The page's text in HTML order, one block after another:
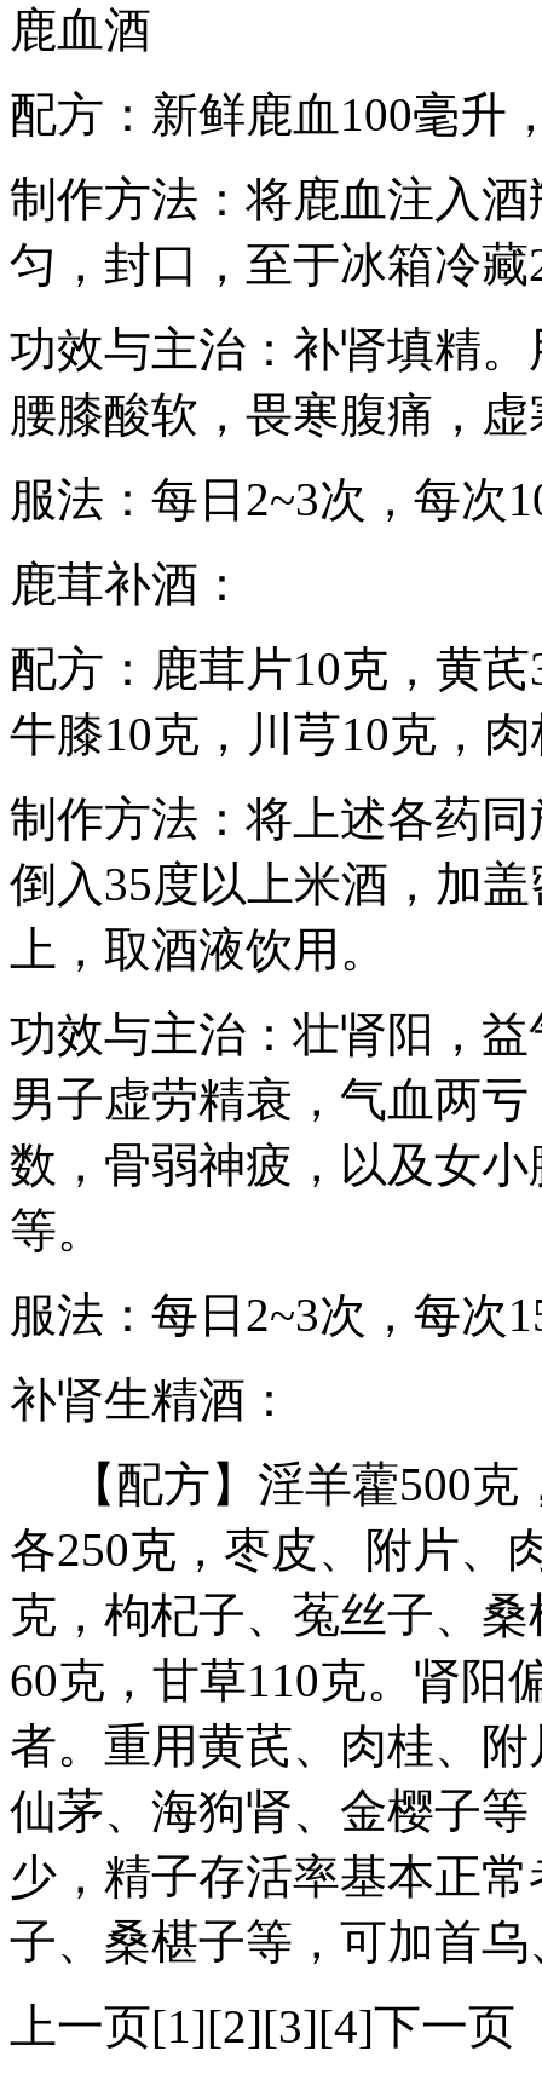
鹿血酒
配方：新鲜鹿血100毫升
制作方法：将鹿血注入
匀，封口，至于冰箱冷
功效与主治：补肾填精
腰膝酸软，畏寒腹痛，
服法：每日2~3次，每次
鹿茸补酒：
配方：鹿茸片10克，黄
牛膝10克，川芎10克，
制作方法：将上述各药
倒入35度以上米酒，加
上，取酒液饮用。
功效与主治：壮肾阳，
男子虚劳精衰，气血两
数，骨弱神疲，以及女
等。
服法：每日2~3次，每次
补肾生精酒：
【配方】淫羊藿500克
各250克，枣皮、附片、
克，枸杞子、菟丝子、
60克，甘草110克。肾阳
者。重用黄芪、肉桂、
仙茅、海狗肾、金樱子
少，精子存活率基本正
子、桑椹子等，可加首
上一页[1][2][3][4]下一页